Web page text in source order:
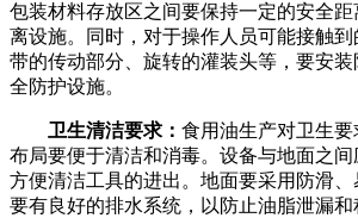
包装材料存放区之间要保持一定的安全
离设施。同时，对于操作人员可能接触
带的传动部分、旋转的灌装头等，要安
全防护设施。
卫生清洁要求： 食用油生产对卫生
布局要便于清洁和消毒。设备与地面之间
方便清洁工具的进出。地面要采用防滑、
要有良好的排水系统，以防止油脂泄漏